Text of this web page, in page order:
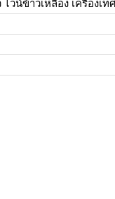
น์ข้าวเหลือง เครื่องเท